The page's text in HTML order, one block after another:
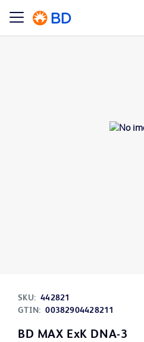
SKU: 442821
GTIN: 00382904428211
BD MAX ExK DNA-3